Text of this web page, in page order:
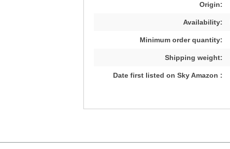
Origin:
Availability:
Minimum order quantity:
Shipping weight:
Date first listed on Sky Amazon :